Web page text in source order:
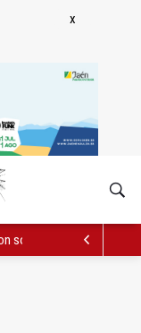
solo dos bomberos por